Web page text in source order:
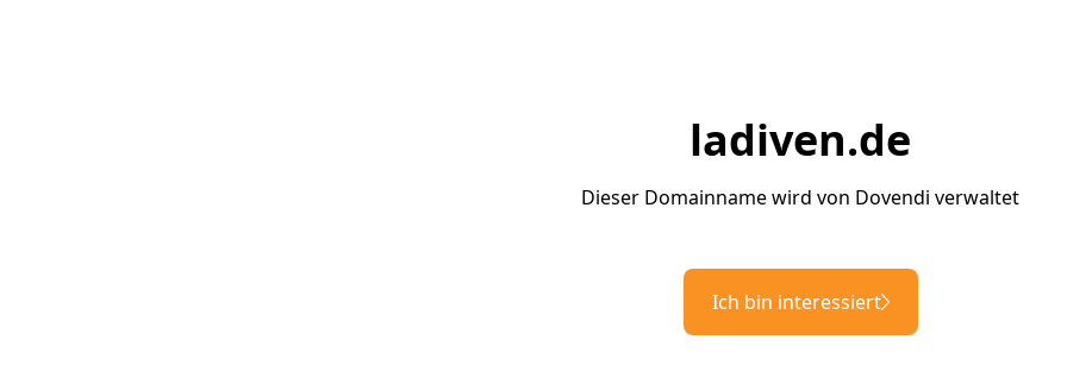
ladiven.de
Dieser Domainname wird von Dovendi verwaltet
Ich bin interessiert